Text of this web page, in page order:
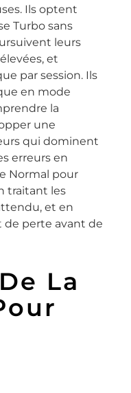
Ils optent
Turbo sans
leurs
et
par session. Ils
en mode
la
une
qui dominent
erreurs en
Normal pour
traitant les
et en
de perte avant de
La